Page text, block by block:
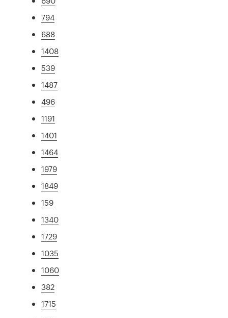
794
688
1408
539
1487
496
1191
1401
1464
1979
1849
159
1340
1729
1035
1060
382
1715